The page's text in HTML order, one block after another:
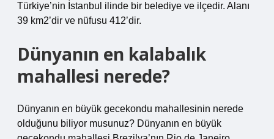
Türkiye’nin İstanbul ilinde bir belediye ve ilçedir. Alanı
39 km2’dir ve nüfusu 412’dir.
Dünyanın en kalabalık
mahallesi nerede?
Dünyanın en büyük gecekondu mahallesinin nerede
olduğunu biliyor musunuz? Dünyanın en büyük